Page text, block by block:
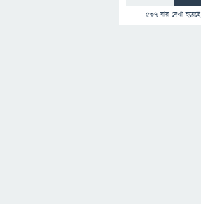
537বার দেখা হয়েছে